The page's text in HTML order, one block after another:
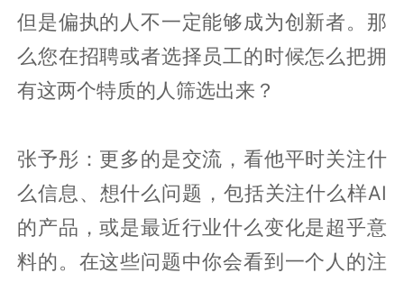
但是偏执的人不一定能够成为创新者。那
么您在招聘或者选择员工的时候怎么把拥
有这两个特质的人筛选出来？
张予彤：更多的是交流，看他平时关注什
么信息、想什么问题，包括关注什么样AI
的产品，或是最近行业什么变化是超乎意
料的。在这些问题中你会看到一个人的注